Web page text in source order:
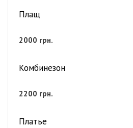
Плащ
2000 грн.
Комбинезон
2200 грн.
Платье